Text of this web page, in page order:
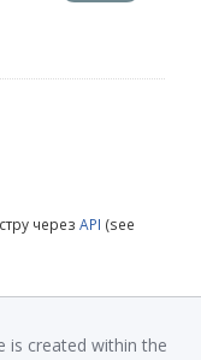
через API (see
is created within the